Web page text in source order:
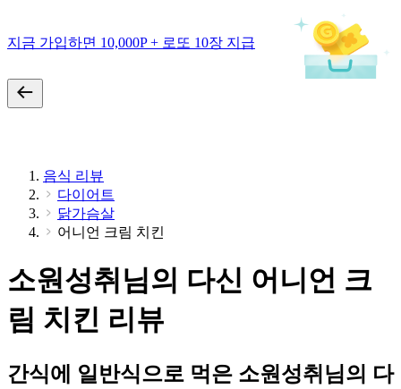
지금 가입하면 10,000P + 로또 10장 지급
음식 리뷰
다이어트
닭가슴살
어니언 크림 치킨
소원성취님의 다신 어니언 크
림 치킨 리뷰
간식에 일반식으로 먹은 소원성취님의 다